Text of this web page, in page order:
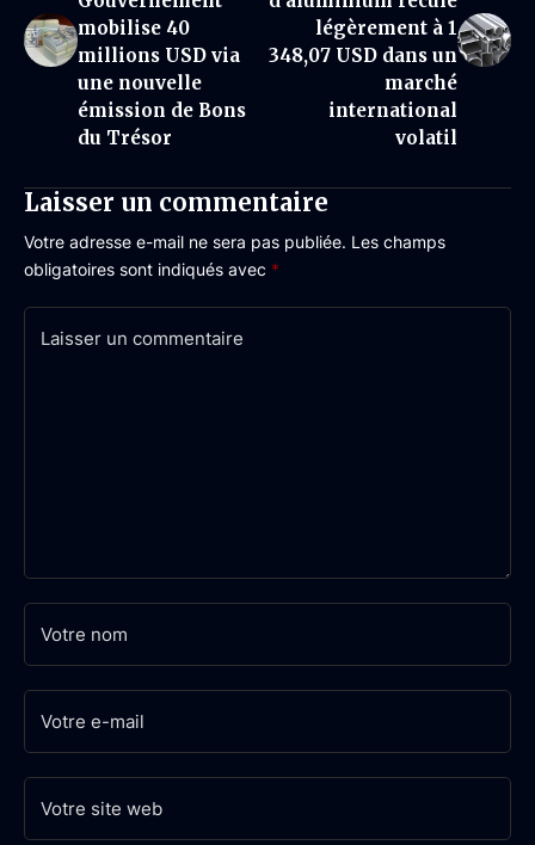
mobilise 40
millions USD via
une nouvelle
émission de Bons
du Trésor
légèrement à 1
348,07 USD dans un
marché
international
volatil
Laisser un commentaire
Votre adresse e-mail ne sera pas publiée. Les champs
obligatoires sont indiqués avec *